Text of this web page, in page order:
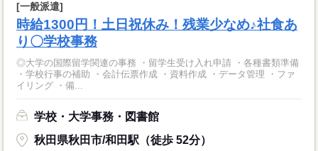
[一般派遣]
時給1300円！土日祝休み！残業少なめ♪社食あ
り〇学校事務
◎大学の国際留学関連の事務 ・留学生受け入れ申請 ・各種書類準備
・学校行事の補助 ・会計伝票作成 ・資料作成 ・データ管理 ・ファ
イリング ・備...
学校・大学事務・図書館
秋田県秋田市/和田駅（徒歩 52分）